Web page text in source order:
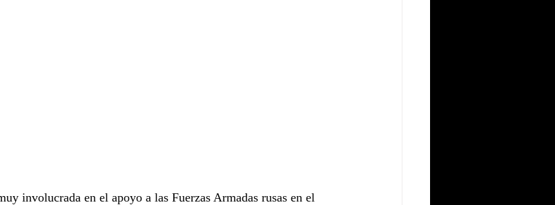
involucrada en el apoyo a las Fuerzas Armadas rusas en el